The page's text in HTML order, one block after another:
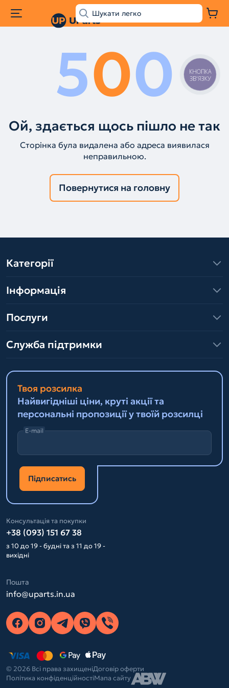
500
Ой, здається щось пішло не так
Сторінка була видалена або адреса виявилася
неправильною.
Повернутися на головну
Категорії
Інформація
Послуги
Служба підтримки
Твоя розсилка
Найвигідніші ціни, круті акції та
персональні пропозиції у твоїй розсилці
E-mail
Підписатись
Консультація та покупки
+38 (093) 151 67 38
з 10 до 19 - будні та з 11 до 19 -
вихідні
Пошта
info@uparts.in.ua
© 2026 Всі права захищеніДоговір оферти
Політика конфіденційностіМапа сайту
КНОПКА
ЗВ'ЯЗКУ